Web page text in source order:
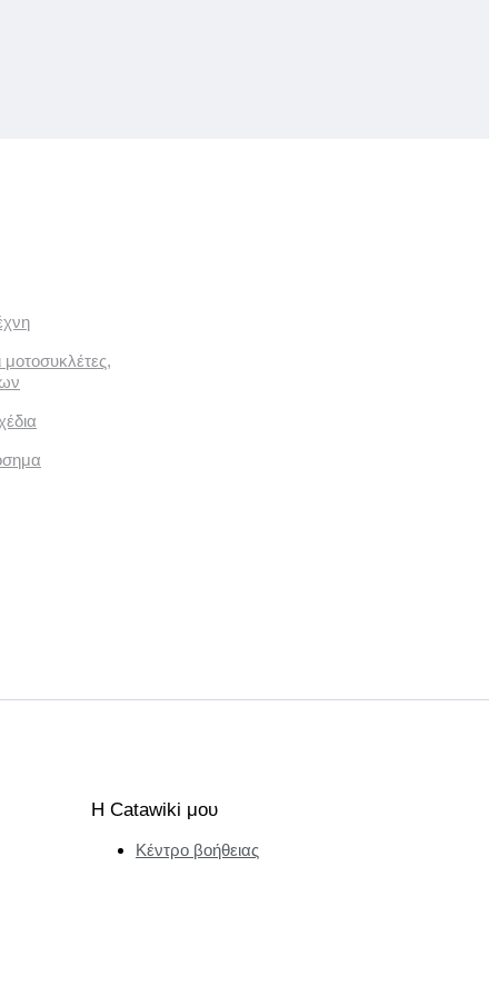
μοτοσυκλέτες,
Η Catawiki μου
Κέντρο βοήθειας